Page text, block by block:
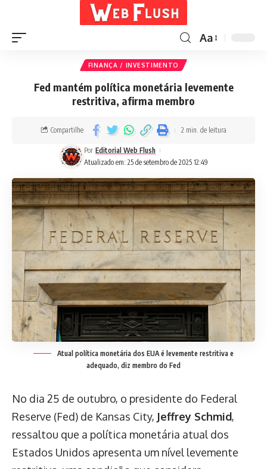
Aa
FINANÇA / INVESTIMENTO
Fed mantém política monetária levemente
restritiva, afirma membro
Atualizado em: 25 de setembro de 2025 12:49
Por Editorial Web Flush
Compartilhe 2 min. de leitura
Atual política monetária dos EUA é levemente restritiva e
adequado, diz membro do Fed
No dia 25 de outubro, o presidente do Federal
Reserve (Fed) de Kansas City, Jeffrey Schmid,
ressaltou que a política monetária atual dos
Estados Unidos apresenta um nível levemente